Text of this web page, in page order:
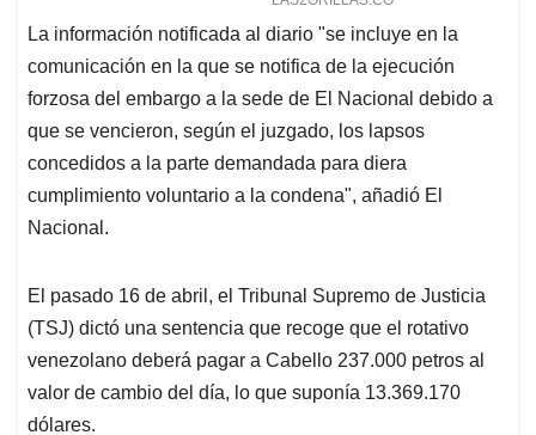
La información notificada al diario "se incluye en la
comunicación en la que se notifica de la ejecución
forzosa del embargo a la sede de El Nacional debido a
que se vencieron, según el juzgado, los lapsos
concedidos a la parte demandada para diera
cumplimiento voluntario a la condena", añadió El
Nacional.
El pasado 16 de abril, el Tribunal Supremo de Justicia
(TSJ) dictó una sentencia que recoge que el rotativo
venezolano deberá pagar a Cabello 237.000 petros al
valor de cambio del día, lo que suponía 13.369.170
dólares.